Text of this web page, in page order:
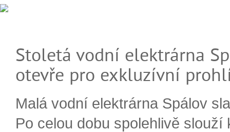
Stoletá vodní elektrárna
otevře pro exkluzívní
Malá vodní elektrárna Spálov
Po celou dobu spolehlivě slouží